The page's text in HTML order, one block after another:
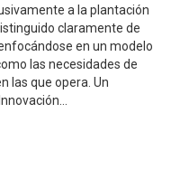
a la plantación
claramente de
en un modelo
las necesidades de
las que opera. Un